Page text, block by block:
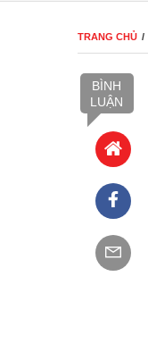
TRANG CHỦ
BÌNH
LUẬN